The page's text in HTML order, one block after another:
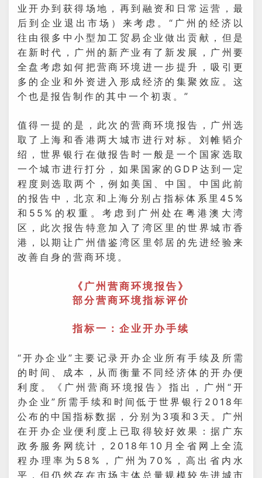
业开办到获得场地，再到融资和日常运营，最
后到企业退出市场）来考虑。“广州的经济以
往由很多中小型加工贸易企业做出贡献，但是
在新时代，广州的新产业有了新发展，广州要
全盘考虑如何把营商环境进一步提升，吸引更
多的企业和外资进入形成经济的集聚效应。这
个也是报告制作的其中一个初衷。”
值得一提的是，此次的营商环境报告，广州选
取了上海和香港两大城市进行对标。刘帷韬介
绍，世界银行在做报告时一般是一个国家选取
一个城市进行打分，如果国家的GDP达到一定
程度则选取两个，例如美国、中国。中国此前
的报告中，北京和上海分别占指标体系里45%
和55%的权重。考虑到广州处在粤港澳大湾
区，此次报告特意加入了湾区里的世界城市香
港，以期让广州借鉴湾区里邻居的先进经验来
改善自身的营商环境。
《广州营商环境报告》
部分营商环境指标评价
指标一：企业开办手续
“开办企业”主要记录开办企业所有手续及所需
的时间、成本，从而衡量不同经济体的开办便
利度。《广州营商环境报告》指出，广州“开
办企业”所需手续和时间低于世界银行2018年
公布的中国指标数据，分别为3项和3天。广州
在开办企业便利度上已取得较好效果：据广东
政务服务网统计，2018年10月全省网上全流
程办理率为58%，广州为70%，高出省内水
平，但仍然存在市场主体总量规模较先进城市